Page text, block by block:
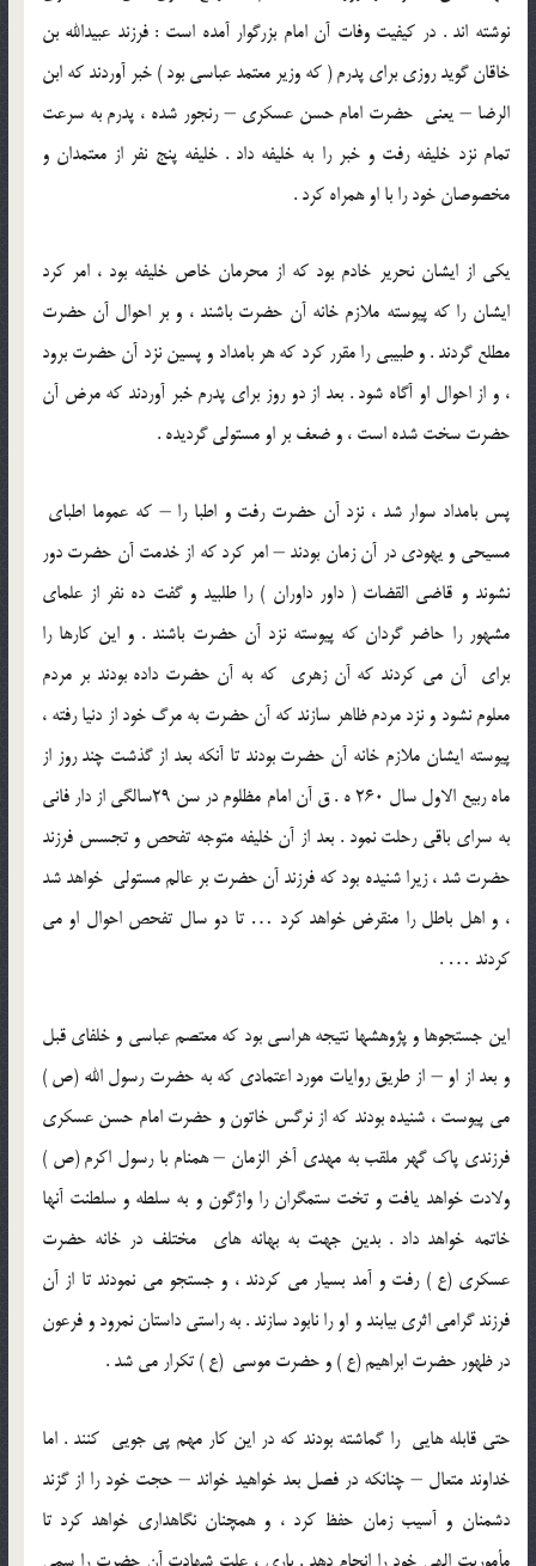
نوشته اند . در کيفيت وفات آن امام بزرگوار آمده است : فرزند عبيدالله بن
خاقان گويد روزی برای پدرم ( که وزير معتمد عباسی بود ) خبر آوردند که ابن
الرضا – يعنی حضرت امام حسن عسکری – رنجور شده ، پدرم به سرعت
تمام نزد خليفه رفت و خبر را به خليفه داد . خليفه پنج نفر از معتمدان و
مخصوصان خود را با او همراه کرد .
يکی از ايشان نحرير خادم بود که از محرمان خاص خليفه بود ، امر کرد
ايشان را که پيوسته ملازم خانه آن حضرت باشند ، و بر احوال آن حضرت
مطلع گردند . و طبيبی را مقرر کرد که هر بامداد و پسين نزد آن حضرت برود
، و از احوال او آگاه شود . بعد از دو روز برای پدرم خبر آوردند که مرض آن
حضرت سخت شده است ، و ضعف بر او مستولی گرديده .
پس بامداد سوار شد ، نزد آن حضرت رفت و اطبا را – که عموما اطبای
مسيحی و يهودی در آن زمان بودند – امر کرد که از خدمت آن حضرت دور
نشوند و قاضی القضات ( داور داوران ) را طلبيد و گفت ده نفر از علمای
مشهور را حاضر گردان که پيوسته نزد آن حضرت باشند . و اين کارها را
برای آن مي کردند که آن زهری که به آن حضرت داده بودند بر مردم
معلوم نشود و نزد مردم ظاهر سازند که آن حضرت به مرگ خود از دنيا رفته ،
پيوسته ايشان ملازم خانه آن حضرت بودند تا آنکه بعد از گذشت چند روز از
ماه ربيع الاول سال 260 ه . ق آن امام مظلوم در سن 29سالگی از دار فانی
به سرای باقی رحلت نمود . بعد از آن خليفه متوجه تفحص و تجسس فرزند
حضرت شد ، زيرا شنيده بود که فرزند آن حضرت بر عالم مستولی خواهد شد
، و اهل باطل را منقرض خواهد کرد … تا دو سال تفحص احوال او مي
کردند … .
اين جستجوها و پژوهشها نتيجه هراسی بود که معتصم عباسی و خلفای قبل
و بعد از او – از طريق روايات مورد اعتمادی که به حضرت رسول الله (ص )
مي پيوست ، شنيده بودند که از نرگس خاتون و حضرت امام حسن عسکری
فرزندی پاک گهر ملقب به مهدی آخر الزمان – همنام با رسول اکرم (ص )
ولادت خواهد يافت و تخت ستمگران را واژگون و به سلطه و سلطنت آنها
خاتمه خواهد داد . بدين جهت به بهانه های مختلف در خانه حضرت
عسکری (ع ) رفت و آمد بسيار مي کردند ، و جستجو مي نمودند تا از آن
فرزند گرامی اثری بيابند و او را نابود سازند . به راستی داستان نمرود و فرعون
در ظهور حضرت ابراهيم (ع ) و حضرت موسی (ع ) تکرار مي شد .
حتی قابله هايی را گماشته بودند که در اين کار مهم پی جويی کنند . اما
خداوند متعال – چنانکه در فصل بعد خواهيد خواند – حجت خود را از گزند
دشمنان و آسيب زمان حفظ کرد ، و همچنان نگاهداری خواهد کرد تا